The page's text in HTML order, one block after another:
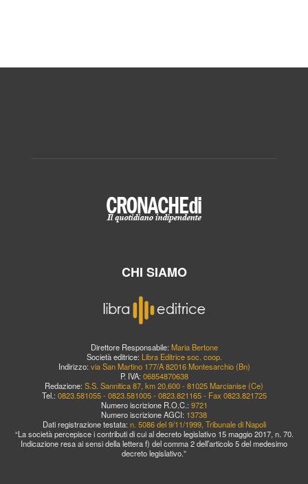
CHI SIAMO
Direttore Responsabile: Maria Bertone
Società editrice: Libra Editrice soc. coop.
Indirizzo: via San Martino 177/A 82016 Montesarchio (Bn)
P. IVA: 06854870638
Redazione: S.S. Sannitica 87, km 20,600 - 81025 Marcianise (Ce)
Tel.: 0823.581055 - 0823.581005 - 0823.821165 - Fax 0823.821725
Numero iscrizione R.O.C.: 9721
Numero iscrizione AGCI: 13738
Dati registrazione testata: n. 5086 del 9/11/1999, Tribunale di Napoli
“La società percepisce i contributi di cui al decreto legislativo 15 maggio 2017, n. 70.
Indicazione resa ai sensi della lettera f) del comma 2 dell’articolo 5 del medesimo
decreto legislativo.”